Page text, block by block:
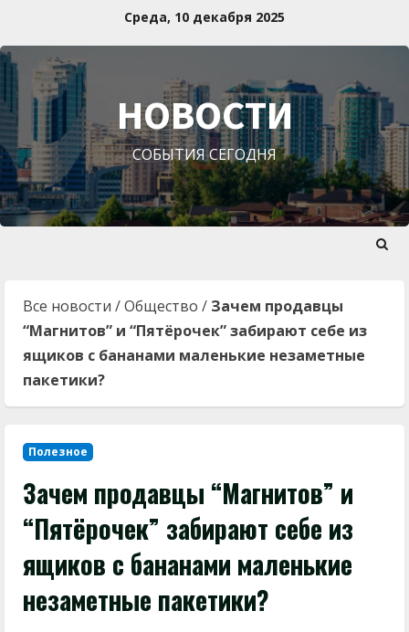
содержимому
Среда, 10 декабря 2025
НОВОСТИ
СОБЫТИЯ СЕГОДНЯ
Все новости /Общество / Зачем продавцы
“Магнитов” и “Пятёрочек” забирают себе из
ящиков с бананами маленькие незаметные
пакетики?
Полезное
Зачем продавцы “Магнитов” и
“Пятёрочек” забирают себе из
ящиков с бананами маленькие
незаметные пакетики?